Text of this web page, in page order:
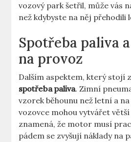
vozový park šetřil, může vás
než kdybyste na něj přehodili
Spotřeba paliva
na provoz
Dalším aspektem, který stojí
spotřeba paliva. Zimní
vzorek běhounu než letní a
vozovce mohou vytvářet
znamená, že motor musí
pádem se zvyšují náklady na